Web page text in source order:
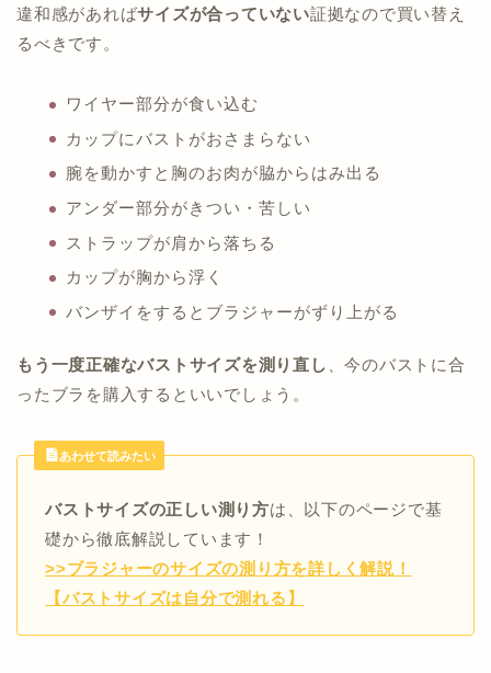
違和感があればサイズが合っていない証拠なので買い替え
るべきです。
ワイヤー部分が食い込む
カップにバストがおさまらない
腕を動かすと胸のお肉が脇からはみ出る
アンダー部分がきつい・苦しい
ストラップが肩から落ちる
カップが胸から浮く
バンザイをするとブラジャーがずり上がる
もう一度正確なバストサイズを測り直し 、今のバストに合
ったブラを購入するといいでしょう。
あわせて読みたい
バストサイズの正しい測り方は、以下のページで基
礎から徹底解説しています！
>>ブラジャーのサイズの測り方を詳しく解説！
【バストサイズは自分で測れる】